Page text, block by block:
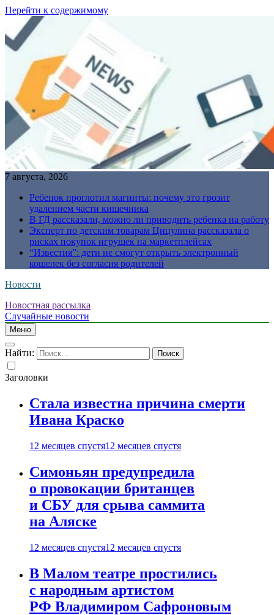
Перейти к содержимому
7 августа, 2026
Ребенок проглотил магниты: почему это грозит
удалением части кишечника
В ГД рассказали, можно ли приводить ребенка на работу
Эксперт по детским товарам Цицулина рассказала о
рисках покупок игрушек на маркетплейсах
“Известия”: дети не смогут открыть электронный
кошелек без согласия родителей
Новости
Новостная рассылка
Случайные новости
Меню
Найти:
Заголовки
Стала известна причина смерти
Ивана Краско
12 месяцев спустя12 месяцев спустя
Симоньян предупредила
о провокации британцев
и СБУ для срыва саммита
на Аляске
12 месяцев спустя12 месяцев спустя
В Малом театре простились
с народным артистом
РФ Владимиром Сафроновым